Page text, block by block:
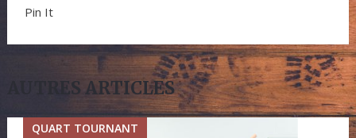
Pin It
AUTRES ARTICLES
QUART TOURNANT